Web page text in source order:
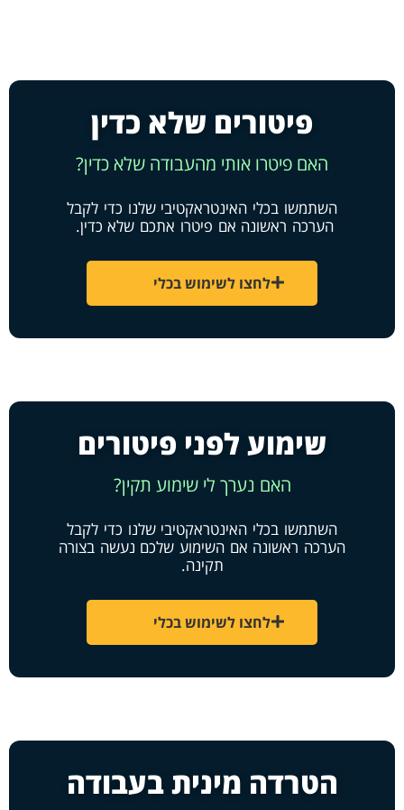
פיטורים שלא כדין
האם פיטרו אותי מהעבודה שלא כדין?
השתמשו בכלי האינטראקטיבי שלנו כדי לקבל
הערכה ראשונה אם פיטרו אתכם שלא כדין.
לחצו לשימוש בכלי
שימוע לפני פיטורים
האם נערך לי שימוע תקין?
השתמשו בכלי האינטראקטיבי שלנו כדי לקבל
הערכה ראשונה אם השימוע שלכם נעשה בצורה
תקינה.
לחצו לשימוש בכלי
הטרדה מינית בעבודה